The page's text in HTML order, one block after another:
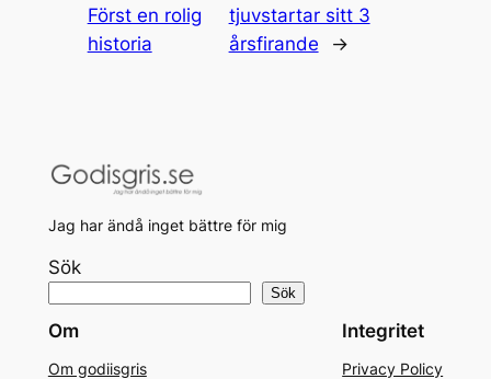
Först en rolig
historia
tjuvstartar sitt 3
årsfirande
→
Jag har ändå inget bättre för mig
Sök
Sök
Om
Om godiisgris
Integritet
Privacy Policy